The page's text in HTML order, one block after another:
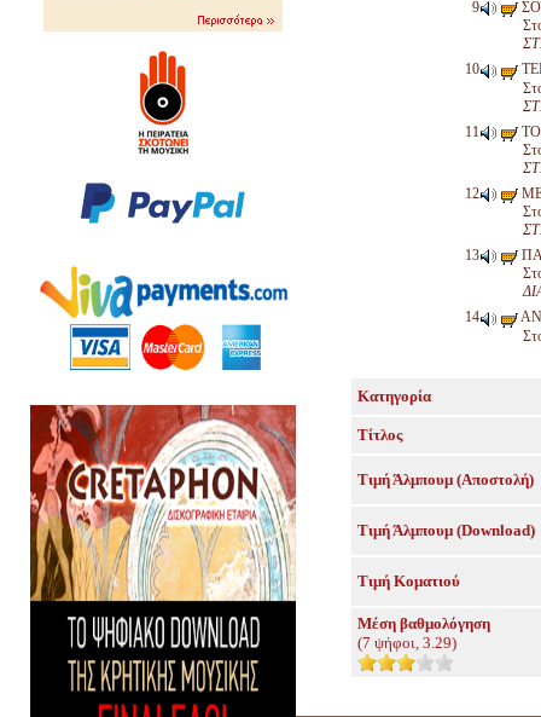
ΤΟ
Κατηγορία
Τίτλος
Τιμή Άλμπουμ (Αποστολή)
Τιμή Άλμπουμ (Download)
Τιμή Κοματιού
Μέση βαθμολόγηση
(7 ψήφοι, 3.29)